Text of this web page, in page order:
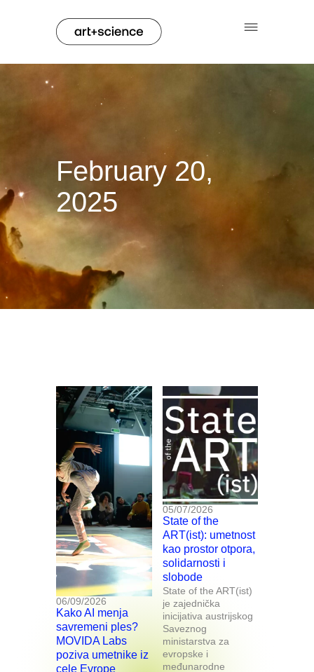
February 20,
2025
06/09/2026
Kako AI menja
savremeni ples?
MOVIDA Labs
poziva umetnike iz
cele Evrope
05/07/2026
State of the
ART(ist): umetnost
kao prostor otpora,
solidarnosti i
slobode
State of the ART(ist)
je zajednička
inicijativa austrijskog
Saveznog
ministarstva za
evropske i
međunarodne